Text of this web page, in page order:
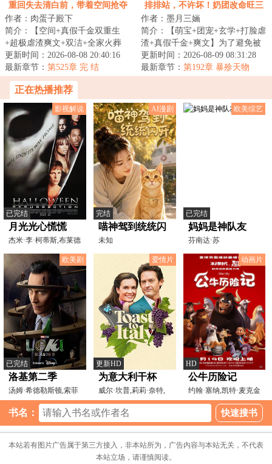
重回失去清白前，带着空间抢夺
江山
作者：肉蛋子殿下
简介：【空间+真假千金双重生
+超极虐渣爽文+双洁+全家火葬
场】&lt;br/&gt;【白切黑、貌美绝
伦贵女+禁欲、...
更新时间：2026-08-08 20:40:16
最新章节： 第525章 完 结
排排站，不许坏！奶团改命旺三
作者：墨月三婳
简介：【萌宝+团宠+玄学+打脸虐
渣+真假千金+爽文】为了避免被
渣爹扫地出门，跟着外祖一家造
反被斩首的悲...
更新时间：2026-08-09 08:31:28
最新章节： 第192章 暴殄天物
正在热播推荐
影视解说
已完结
月光光心慌慌
8[电影解说]
杰米·李·柯蒂斯,布莱德
·洛里,巴斯塔·莱
AI漫剧
完结
喵神驾到统统闪
开
未知
欧美综艺
已完结
妈妈是神队友
芬南达·苏
沙,Thiaguinho,EduardaPorto
欧美剧
已完结
洛基第二季
汤姆·希德勒斯顿,索菲
娅·迪·马蒂诺,欧文
爱情片
更新HD
为意大利干杯
威尔·坎普,莉莉·奈特,
托里·德维托,Carol
动画片
HD
公牛历险记
约翰·塞纳,凯特·麦克金
农,莉莉·戴,鲍比
书名：
本站若有图片广告属于第三方接入，非本站所为，广告内容与本站无关，不代表
本站立场，请谨慎阅读。